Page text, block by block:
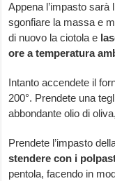
Appena l’impasto sarà
sgonfiare la massa e
di nuovo la ciotola e
ore a temperatura
Intanto accendete il
200°. Prendete una
abbondante olio di
Prendete l’impasto
stendere con i
pentola, facendo in